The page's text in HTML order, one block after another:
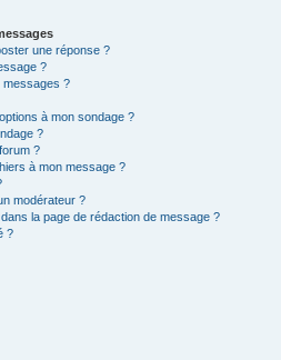
une réponse ?
?
messages ?
à mon sondage ?
?
?
à mon message ?
modérateur ?
la page de rédaction de message ?
?